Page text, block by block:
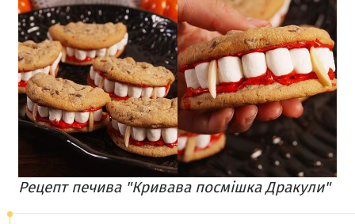
Рецепт печива "Кривава посмішка Дракули"